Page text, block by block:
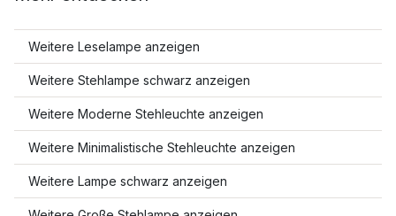
Weitere Leselampe anzeigen
Weitere Stehlampe schwarz anzeigen
Weitere Moderne Stehleuchte anzeigen
Weitere Minimalistische Stehleuchte anzeigen
Weitere Lampe schwarz anzeigen